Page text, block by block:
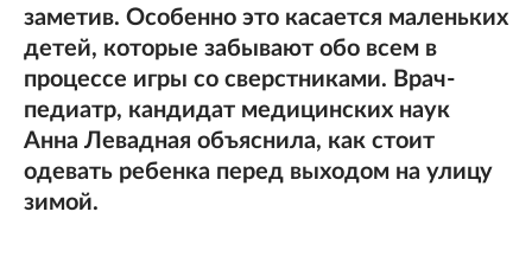
заметив. Особенно это касается маленьких
детей, которые забывают обо всем в
процессе игры со сверстниками. Врач-
педиатр, кандидат медицинских наук
Анна Левадная объяснила, как стоит
одевать ребенка перед выходом на улицу
зимой.